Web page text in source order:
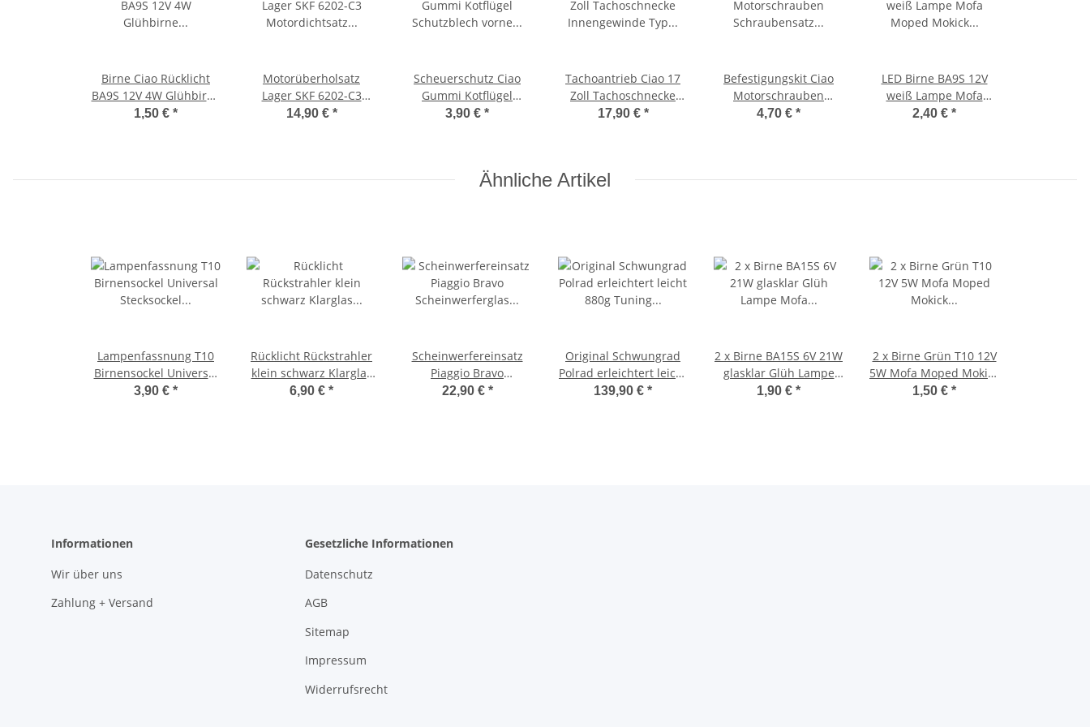
Birne Ciao Rücklicht
BA9S 12V 4W Glühbirne
Lampe Klarglas
1,50 € *
Motorüberholsatz
Lager SKF 6202-C3
Motordichtsatz Ciao,
14,90 € *
Scheuerschutz Ciao
Gummi Kotflügel
Schutzblech vorne
3,90 € *
Tachoantrieb Ciao 17
Zoll Tachoschnecke
Innengewinde Typ
17,90 € *
Befestigungskit Ciao
Motorschrauben
Schraubensatz
4,70 € *
LED Birne BA9S 12V
weiß Lampe Mofa
Moped Mokick
2,40 € *
Ähnliche Artikel
Lampenfassnung T10
Birnensockel Universal
Stecksockel Glassockel
3,90 € *
Rücklicht Rückstrahler
klein schwarz Klarglas
Mofa Moped universal
6,90 € *
Scheinwerfereinsatz
Piaggio Bravo
Scheinwerferglas
22,90 € *
Original Schwungrad
Polrad erleichtert leicht
880g Tuning Zündung
139,90 € *
2 x Birne BA15S 6V 21W
glasklar Glüh Lampe
Mofa Moped Mokick
1,90 € *
2 x Birne Grün T10 12V
5W Mofa Moped Mokick
Glassockel Birne Lampe
1,50 € *
Informationen
Wir über uns
Zahlung + Versand
Gesetzliche Informationen
Datenschutz
AGB
Sitemap
Impressum
Widerrufsrecht